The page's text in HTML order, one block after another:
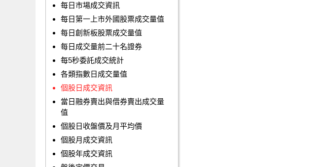
每日市場成交資訊
每日第一上市外國股票成交量值
每日創新板股票成交量值
每日成交量前二十名證券
每5秒委託成交統計
各類指數日成交量值
個股日成交資訊
當日融券賣出與借券賣出成交量
值
個股日收盤價及月平均價
個股月成交資訊
個股年成交資訊